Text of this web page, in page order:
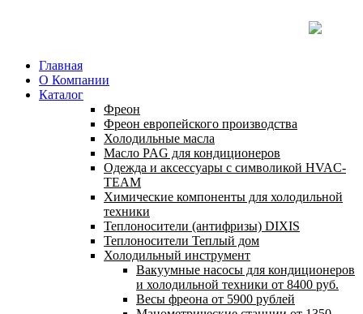
Главная
О Компании
Каталог
Фреон
Фреон европейского производства
Холодильные масла
Масло PAG для кондиционеров
Одежда и аксессуары с символикой HVAC-
TEAM
Химические компоненты для холодильной
техники
Теплоносители (антифризы) DIXIS
Теплоносители Теплый дом
Холодильный инструмент
Вакуумные насосы для кондиционеров
и холодильной техники от 8400 руб.
Весы фреона от 5900 рублей